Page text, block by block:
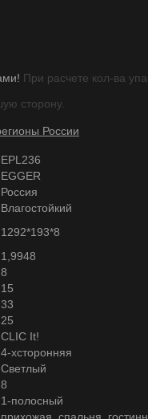
При расчете кол-ва
сторону.
России
EPL236
EGGER
Россия
Влагостойкий
1292*193*8
1,9948
8
15
33
25
CLIC It!
4-хсторонняя
Светлый
8
1-полосный